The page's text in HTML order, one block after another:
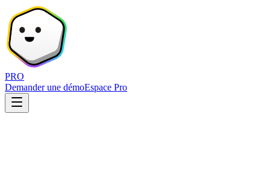
PRO
Demander une démoEspace Pro